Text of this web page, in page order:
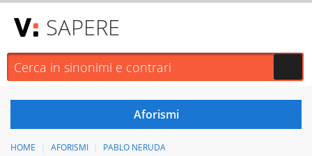
SAPERE
HOME AFORISMI PABLO NERUDA